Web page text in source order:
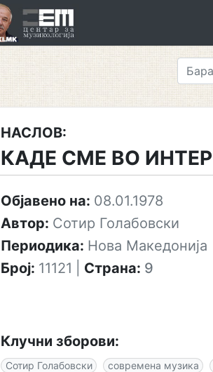
НАСЛОВ:
КАДЕ СМЕ ВО
Објавено на: 08.01.1978
Автор: Сотир Голабовски
Периодика: Нова Македонија
Број: 11121 Страна: 9
Клучни зборови:
Сотир Голабовски современа музика